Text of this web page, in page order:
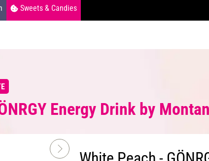
Sweets & Candies
Energy Drink by